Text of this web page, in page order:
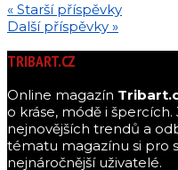
« Starší příspěvky
Další příspěvky »
TRIBART.CZ
Online magazín
o kráse, módě i
nejnovějších trendů a
tématu magazínu si pro
nejnáročnější uživatelé.